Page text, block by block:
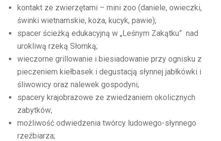
kontakt ze zwierzętami – mini zoo (daniele, owieczki,
świnki wietnamskie, koza, kucyk, pawie);
spacer ścieżką edukacyjną w „Leśnym Zakątku” nad
urokliwą rzeką Słomką;
wieczorne grillowanie i biesiadowanie przy ognisku z
pieczeniem kiełbasek i degustacją słynnej jabłkówki i
śliwowicy oraz nalewek gospodyni;
spacery krajobrazowe ze zwiedzaniem okolicznych
zabytków;
możliwość odwiedzenia twórcy ludowego-słynnego
rzeźbiarza;